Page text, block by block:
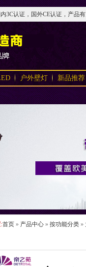
3C认证，国外CE认证，产
户外壁灯 新品推荐
首页 » 产品中心 » 按功能分类 »